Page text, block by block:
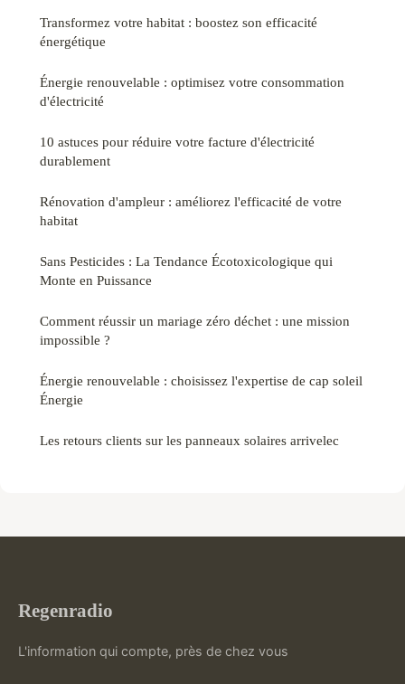
Transformez votre habitat : boostez son efficacité
énergétique
Énergie renouvelable : optimisez votre consommation
d'électricité
10 astuces pour réduire votre facture d'électricité
durablement
Rénovation d'ampleur : améliorez l'efficacité de votre
habitat
Sans Pesticides : La Tendance Écotoxicologique qui
Monte en Puissance
Comment réussir un mariage zéro déchet : une mission
impossible ?
Énergie renouvelable : choisissez l'expertise de cap soleil
Énergie
Les retours clients sur les panneaux solaires arrivelec
Regenradio
L'information qui compte, près de chez vous